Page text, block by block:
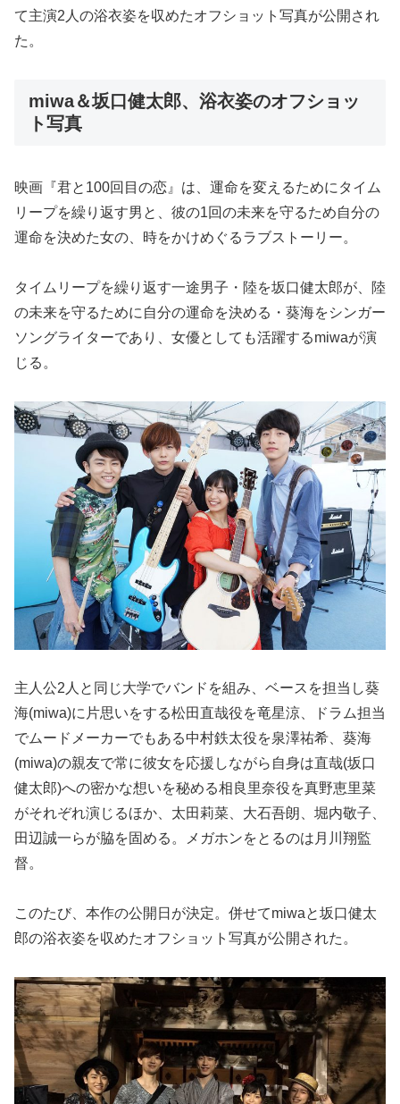
て主演2人の浴衣姿を収めたオフショット写真が公開され
た。
miwa＆坂口健太郎、浴衣姿のオフショッ
ト写真
映画『君と100回目の恋』は、運命を変えるためにタイム
リープを繰り返す男と、彼の1回の未来を守るため自分の
運命を決めた女の、時をかけめぐるラブストーリー。
タイムリープを繰り返す一途男子・陸を坂口健太郎が、陸
の未来を守るために自分の運命を決める・葵海をシンガー
ソングライターであり、女優としても活躍するmiwaが演
じる。
主人公2人と同じ大学でバンドを組み、ベースを担当し葵
海(miwa)に片思いをする松田直哉役を竜星涼、ドラム担当
でムードメーカーでもある中村鉄太役を泉澤祐希、葵海
(miwa)の親友で常に彼女を応援しながら自身は直哉(坂口
健太郎)への密かな想いを秘める相良里奈役を真野恵里菜
がそれぞれ演じるほか、太田莉菜、大石吾朗、堀内敬子、
田辺誠一らが脇を固める。メガホンをとるのは月川翔監
督。
このたび、本作の公開日が決定。併せてmiwaと坂口健太
郎の浴衣姿を収めたオフショット写真が公開された。